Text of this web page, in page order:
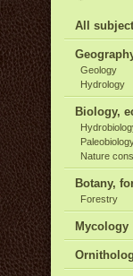
All
Geology
Hydrology
Biology,
Nature
Botany,
Forestry
Mycology